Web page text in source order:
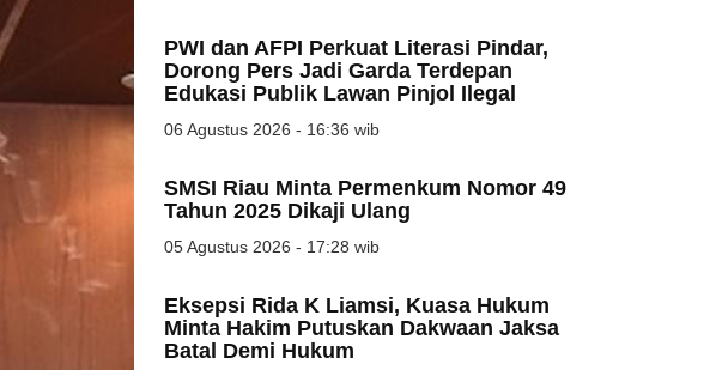
PWI dan AFPI Perkuat Literasi Pindar,
Dorong Pers Jadi Garda Terdepan
Edukasi Publik Lawan Pinjol Ilegal
06 Agustus 2026 - 16:36 wib
SMSI Riau Minta Permenkum Nomor 49
Tahun 2025 Dikaji Ulang
05 Agustus 2026 - 17:28 wib
Eksepsi Rida K Liamsi, Kuasa Hukum
Minta Hakim Putuskan Dakwaan Jaksa
Batal Demi Hukum